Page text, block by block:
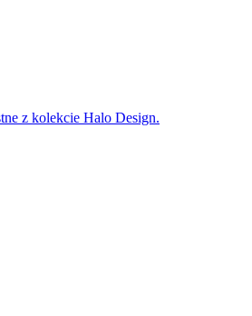
z kolekcie Halo Design.